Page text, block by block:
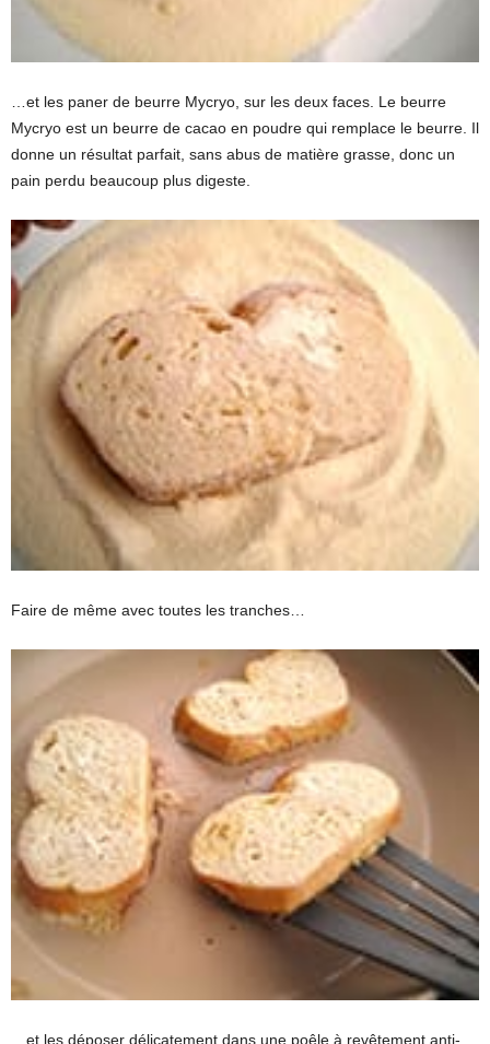
…et les paner de beurre Mycryo, sur les deux faces. Le beurre
Mycryo est un beurre de cacao en poudre qui remplace le beurre. Il
donne un résultat parfait, sans abus de matière grasse, donc un
pain perdu beaucoup plus digeste.
Faire de même avec toutes les tranches…
…et les déposer délicatement dans une poêle à revêtement anti-